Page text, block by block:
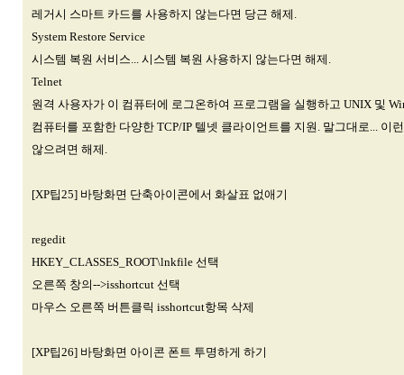
레거시 스마트 카드를 사용하지 않는다면 당근 해제.
System Restore Service
시스템 복원 서비스... 시스템 복원 사용하지 않는다면 해제.
Telnet
원격 사용자가 이 컴퓨터에 로그온하여 프로그램을 실행하고 UNIX 및
컴퓨터를 포함한 다양한 TCP/IP 텔넷 클라이언트를 지원. 말그대로... 이
않으려면 해제.
[XP팁25] 바탕화면 단축아이콘에서 화살표 없애기
regedit
HKEY_CLASSES_ROOT\lnkfile 선택
오른쪽 창의-->isshortcut 선택
마우스 오른쪽 버튼클릭 isshortcut항목 삭제
[XP팁26] 바탕화면 아이콘 폰트 투명하게 하기